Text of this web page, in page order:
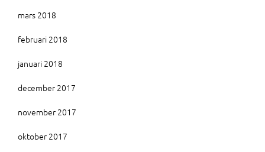
mars 2018
februari 2018
januari 2018
december 2017
november 2017
oktober 2017